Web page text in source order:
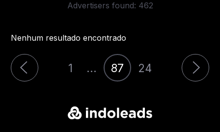
Advertisers found: 462
Nenhum resultado encontrado
1 ... 87 24